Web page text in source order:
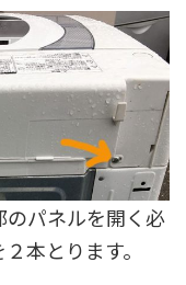
パネルを開く必
本とります。